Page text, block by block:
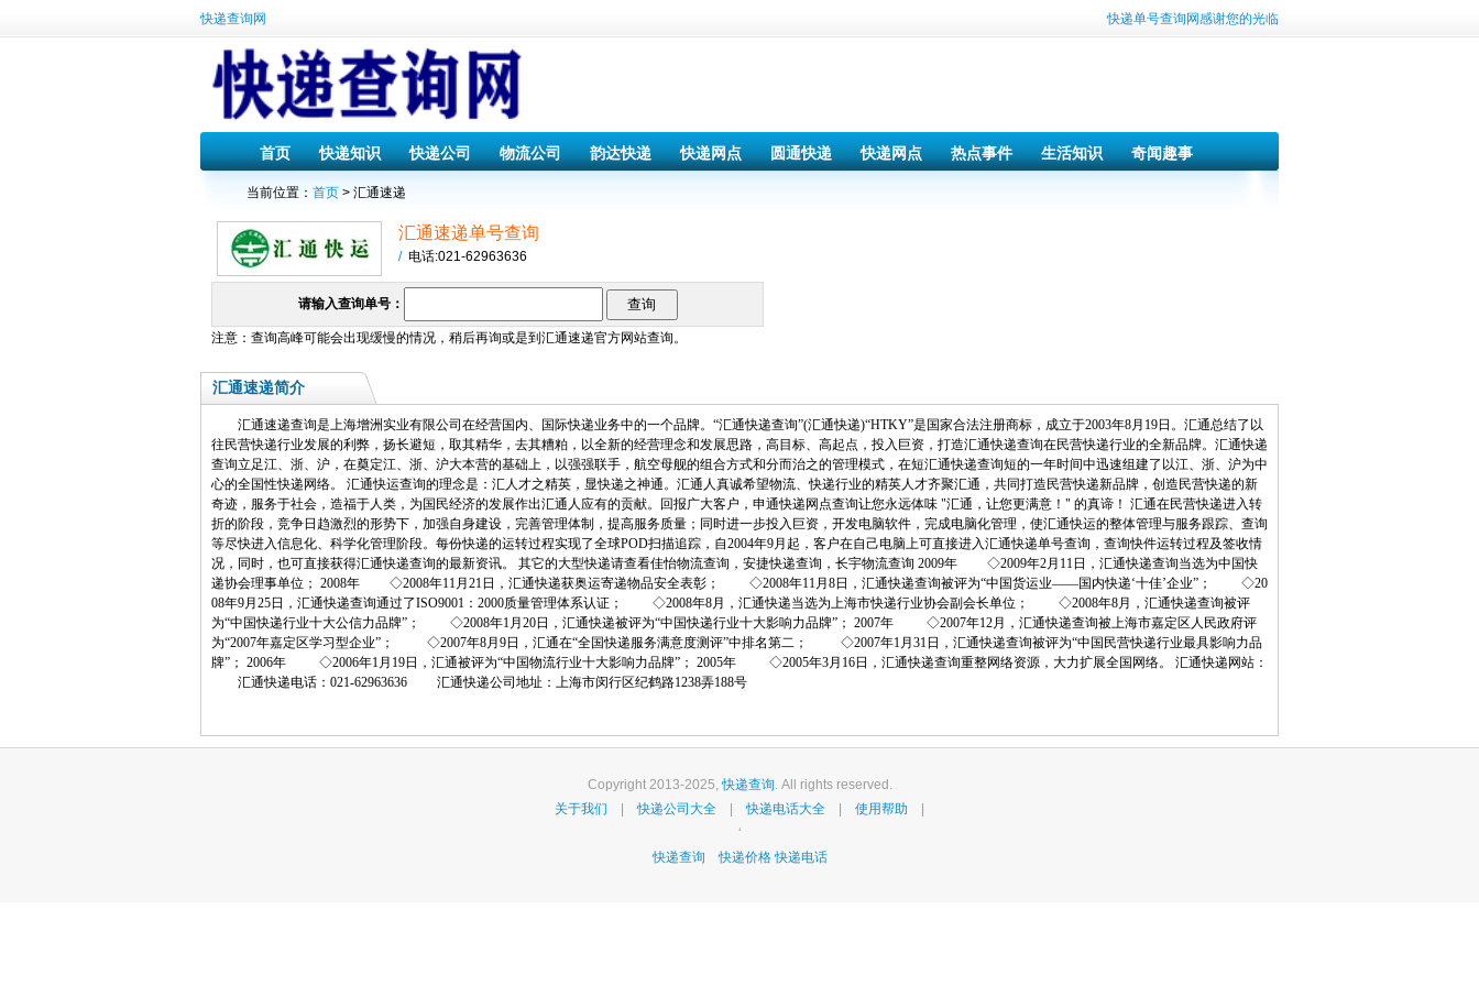
快递查询网 快递单号查询网感谢您的光临
首页 快递知识 快递公司 物流公司 韵达快递 快递网点 圆通快递 快递网点 热点事件 生活知识 奇闻趣事
当前位置： 首页 > 汇通速递
汇通速递单号查询
/电话:021-62963636
请输入查询单号：
注意：查询高峰可能会出现缓慢的情况，稍后再询或是到 汇通速递官方网站查询。
汇通速递简介
汇通速递查询是上海增洲实业有限公司在经营国内、国际快递业务中的一个品牌。“汇通快递查询”(汇通快递)“HTKY”是国家合法注册商标，成立于2003年8月19日。汇通总结了以
往民营快递行业发展的利弊，扬长避短，取其精华，去其糟粕，以全新的经营理念和发展思路，高目标、高起点，投入巨资，打造汇通快递查询在民营快递行业的全新品牌。汇通快递
查询立足江、浙、沪，在奠定江、浙、沪大本营的基础上，以强强联手，航空母舰的组合方式和分而治之的管理模式，在短汇通快递查询短的一年时间中迅速组建了以江、浙、沪为中
心的全国性快递网络。 汇通快运查询的理念是：汇人才之精英，显快递之神通。汇通人真诚希望物流、快递行业的精英人才齐聚汇通，共同打造民营快递新品牌，创造民营快递的新
奇迹，服务于社会，造福于人类，为国民经济的发展作出汇通人应有的贡献。回报广大客户，申通快递网点查询让您永远体味 "汇通，让您更满意！" 的真谛！ 汇通在民营快递进入转
折的阶段，竞争日趋激烈的形势下，加强自身建设，完善管理体制，提高服务质量；同时进一步投入巨资，开发电脑软件，完成电脑化管理，使汇通快运的整体管理与服务跟踪、查询
等尽快进入信息化、科学化管理阶段。每份快递的运转过程实现了全球POD扫描追踪，自2004年9月起，客户在自己电脑上可直接进入汇通快递单号查询，查询快件运转过程及签收情
况，同时，也可直接获得汇通快递查询的最新资讯。 其它的大型快递请查看佳怡物流查询，安捷快递查询，长宇物流查询 2009年 ◇2009年2月11日，汇通快递查询当选为中国快
递协会理事单位； 2008年 ◇2008年11月21日，汇通快递获奥运寄递物品安全表彰； ◇2008年11月8日，汇通快递查询被评为“中国货运业——国内快递‘十佳’企业”； ◇20
08年9月25日，汇通快递查询通过了ISO9001：2000质量管理体系认证； ◇2008年8月，汇通快递当选为上海市快递行业协会副会长单位； ◇2008年8月，汇通快递查询被评
为“中国快递行业十大公信力品牌”； ◇2008年1月20日，汇通快递被评为“中国快递行业十大影响力品牌”； 2007年 ◇2007年12月，汇通快递查询被上海市嘉定区人民政府评
为“2007年嘉定区学习型企业”； ◇2007年8月9日，汇通在“全国快递服务满意度测评”中排名第二； ◇2007年1月31日，汇通快递查询被评为“中国民营快递行业最具影响力品
牌”； 2006年 ◇2006年1月19日，汇通被评为“中国物流行业十大影响力品牌”； 2005年 ◇2005年3月16日，汇通快递查询重整网络资源，大力扩展全国网络。 汇通快递网站：
汇通快递电话：021-62963636 汇通快递公司地址：上海市闵行区纪鹤路1238弄188号
Copyright 2013-2025,快递查询. All rights reserved.
关于我们 |快递公司大全 |快递电话大全 使用帮助
‘
快递查询
快递价格快递电话